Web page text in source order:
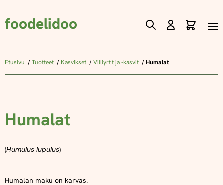
foodelidoo
Skip
Content
Etusivu Tuotteet Kasvikset Villiyrtit ja -kasvit Humalat
Humalat
(Humulus lupulus)
Humalan maku on karvas.